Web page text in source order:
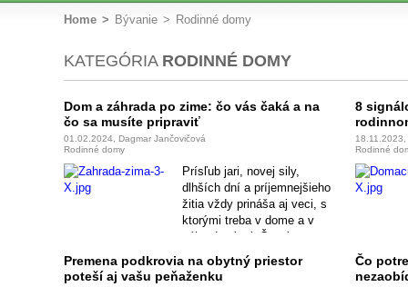
Home > Bývanie > Rodinné domy
KATEGÓRIA RODINNÉ DOMY
Dom a záhrada po zime: čo vás čaká a na
čo sa musíte pripraviť
01.02.2024, Dagmar Jančovičová
Rodinné domy
Prísľub jari, novej sily,
dlhších dní a príjemnejšieho
žitia vždy prináša aj veci, s
ktorými treba v dome a v
záhrade rátať. Čo vás tento
rok neminie a ako môžete už
na jar začať šetriť na zimu?
8
18.11.2023,
Rodinné
Premena podkrovia na obytný priestor
poteší aj vašu peňaženku
Čo